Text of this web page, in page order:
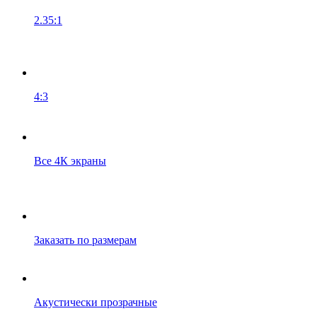
2.35:1
4:3
Все 4К экраны
Заказать по размерам
Акустически прозрачные